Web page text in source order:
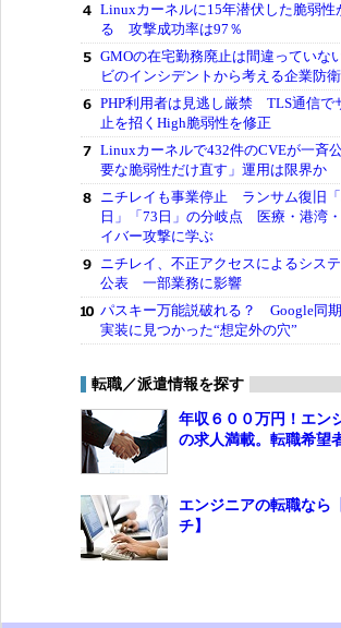
Linuxカーネルに15年潜伏した脆弱性
る 攻撃成功率は97％
GMOの在宅勤務廃止は間違ってい
ビのインシデントから考える企業防衛
PHP利用者は見逃し厳禁 TLS通信で
止を招くHigh脆弱性を修正
Linuxカーネルで432件のCVEが一斉
要な脆弱性だけ直す」運用は限界か
ニチレイも事業停止 ランサム復旧
日」「73日」の分岐点 医療・港湾
イバー攻撃に学ぶ
ニチレイ、不正アクセスによるシス
公表 一部業務に影響
パスキー万能説破れる？ Google同
実装に見つかった“想定外の穴”
転職／派遣情報を探す
年収６００万円！エン
の求人満載。転職希望
エンジニアの転職なら
チ】